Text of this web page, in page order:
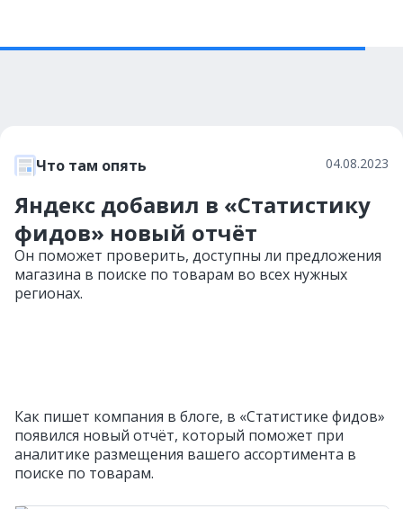
Что там опять 04.08.2023
Яндекс добавил в «Статистику
фидов» новый отчёт
Он поможет проверить, доступны ли предложения
магазина в поиске по товарам во всех нужных
регионах.
Как пишет компания в блоге, в «Статистике фидов»
появился новый отчёт, который поможет при
аналитике размещения вашего ассортимента в
поиске по товарам.